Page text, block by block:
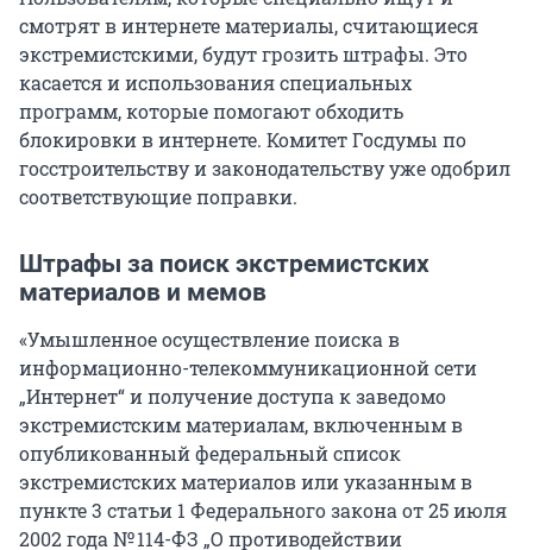
смотрят в интернете материалы, считающиеся
экстремистскими, будут грозить штрафы. Это
касается и использования специальных
программ, которые помогают обходить
блокировки в интернете. Комитет Госдумы по
госстроительству и законодательству уже одобрил
соответствующие поправки.
Штрафы за поиск экстремистских
материалов и мемов
«Умышленное осуществление поиска в
информационно-телекоммуникационной сети
„Интернет“ и получение доступа к заведомо
экстремистским материалам, включенным в
опубликованный федеральный список
экстремистских материалов или указанным в
пункте 3 статьи 1 Федерального закона от 25 июля
2002 года № 114-ФЗ „О противодействии